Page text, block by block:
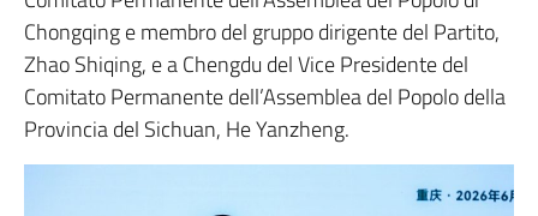
Chongqing e membro del gruppo dirigente del Partito,
Zhao Shiqing, e a Chengdu del Vice Presidente del
Comitato Permanente dell’Assemblea del Popolo della
Provincia del Sichuan, He Yanzheng.